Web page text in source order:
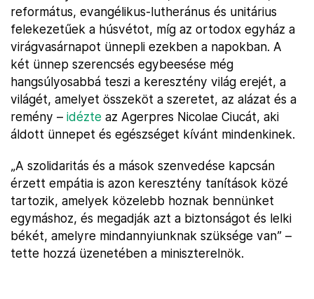
református, evangélikus-lutheránus és unitárius
felekezetűek a húsvétot, míg az ortodox egyház a
virágvasárnapot ünnepli ezekben a napokban. A
két ünnep szerencsés egybeesése még
hangsúlyosabbá teszi a keresztény világ erejét, a
világét, amelyet összeköt a szeretet, az alázat és a
remény – idézte az Agerpres Nicolae Ciucát, aki
áldott ünnepet és egészséget kívánt mindenkinek.
„A szolidaritás és a mások szenvedése kapcsán
érzett empátia is azon keresztény tanítások közé
tartozik, amelyek közelebb hoznak bennünket
egymáshoz, és megadják azt a biztonságot és lelki
békét, amelyre mindannyiunknak szüksége van” –
tette hozzá üzenetében a miniszterelnök.